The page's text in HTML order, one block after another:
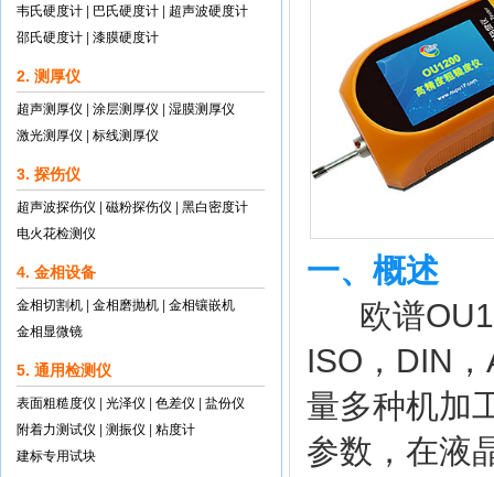
韦氏硬度计
巴氏硬度计
超声波硬度计
邵氏硬度计
漆膜硬度计
2. 测厚仪
超声测厚仪 涂层测厚仪
湿膜测厚仪
激光测厚仪
标线测厚仪
3. 探伤仪
超声波探伤仪 磁粉探伤仪
黑白密度计
电火花检测仪
4. 金相设备
金相切割机 金相磨抛机
金相镶嵌机
金相显微镜
5. 通用检测仪
表面粗糙度仪 光泽仪 色差仪
盐份仪
附着力测试仪
测振仪
粘度计
建标专用试块
一、概述
欧谱
ISO，DIN
量多种机加
参数，在液